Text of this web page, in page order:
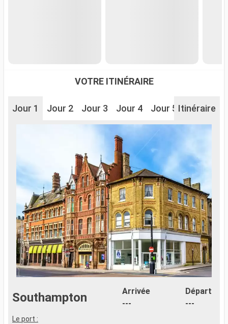
VOTRE ITINÉRAIRE
Jour 1 Jour 2 Jour 3 Jour 4 Jour 5 Jour 6
Itinéraire
Southampton
Arrivée
---
Départ
---
Le port :